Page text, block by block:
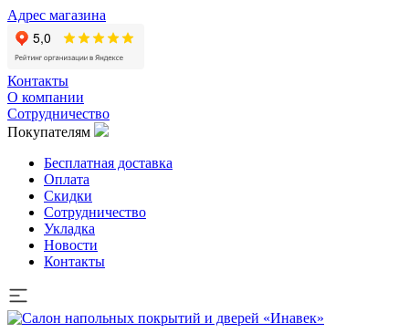
Адрес магазина
Контакты
О компании
Сотрудничество
Покупателям
Бесплатная доставка
Оплата
Скидки
Сотрудничество
Укладка
Новости
Контакты